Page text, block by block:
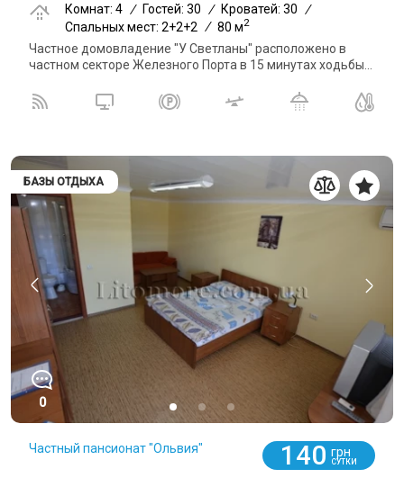
Комнат: 4 / Гостей: 30 / Кроватей: 30
/
Спальных мест: 2+2+2 / 80 м2
Частное домовладение "У Светланы" расположено в
частном секторе Железного Порта в 15 минутах ходьбы...
БАЗЫ ОТДЫХА
0
Частный пансионат "Ольвия" 140 грн
СУТКИ